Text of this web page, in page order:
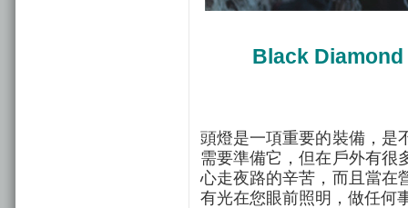
Black Diamond
頭燈是一項重要的裝備，是
需要準備它，但在戶外有很
心走夜路的辛苦，而且當在
有光在您眼前照明，做任何